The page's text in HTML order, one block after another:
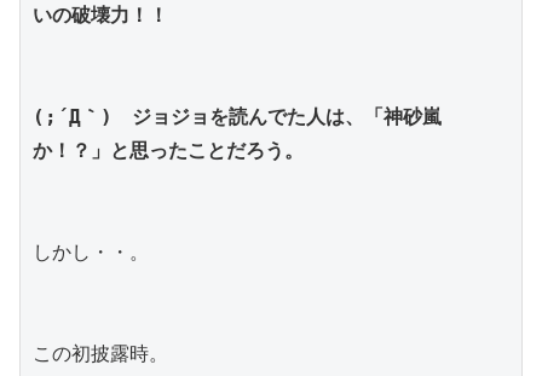
いの破壊力！！
(;´Д｀)　ジョジョを読んでた人は、「神砂嵐
か！？」と思ったことだろう。
しかし・・。
この初披露時。